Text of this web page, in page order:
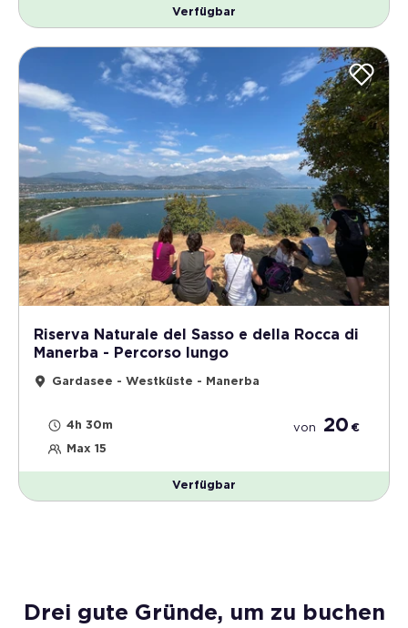
Verfügbar
Riserva Naturale del Sasso e della Rocca di
Manerba - Percorso lungo
Gardasee - Westküste - Manerba
4h 30m
Max 15
von 20 €
Verfügbar
Drei gute Gründe, um zu buchen